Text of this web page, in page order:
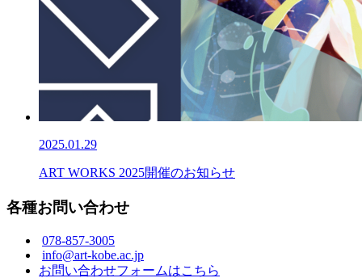
2025.01.29
ART WORKS 2025開催のお知らせ
各種お問い合わせ
078-857-3005
info@art-kobe.ac.jp
お問い合わせフォームはこちら